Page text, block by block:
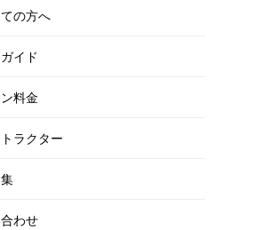
の方へ
イド
料金
ラクター
わせ